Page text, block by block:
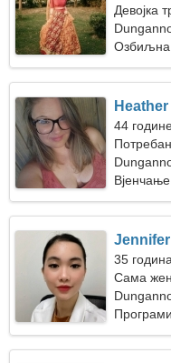
Девојка
Озбиљна
Heather
44
путовање
Вјенчање
Jennifer
35
Сама